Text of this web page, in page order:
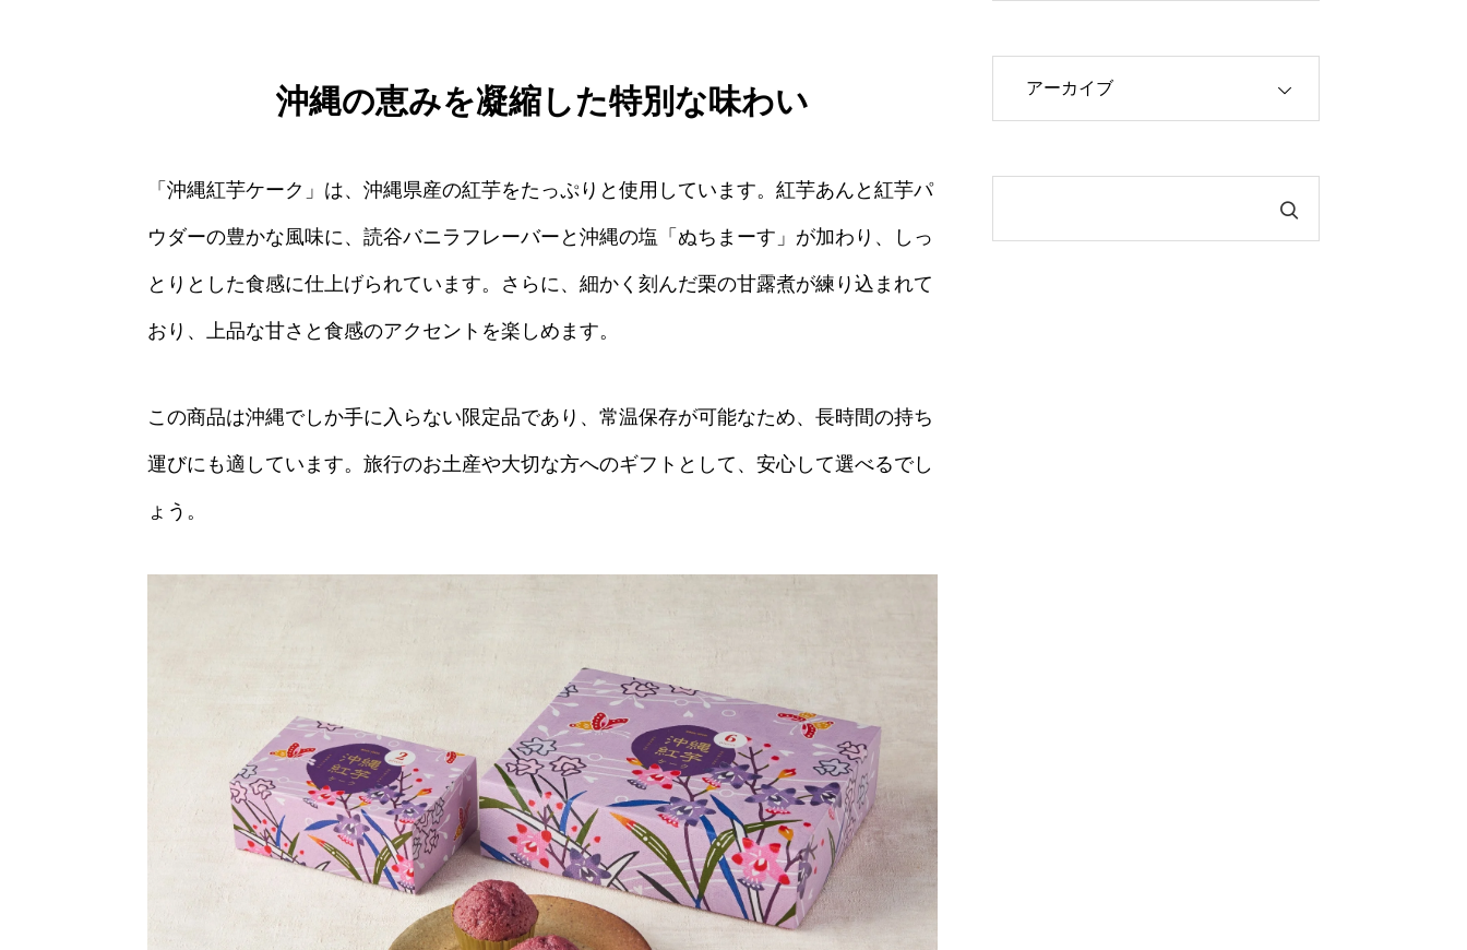
沖縄の恵みを凝縮した特別な味わい
「沖縄紅芋ケーク」は、沖縄県産の紅芋をたっぷりと使用しています。紅芋あんと紅芋パ
ウダーの豊かな風味に、読谷バニラフレーバーと沖縄の塩「ぬちまーす」が加わり、しっ
とりとした食感に仕上げられています。さらに、細かく刻んだ栗の甘露煮が練り込まれて
おり、上品な甘さと食感のアクセントを楽しめます。
この商品は沖縄でしか手に入らない限定品であり、常温保存が可能なため、長時間の持ち
運びにも適しています。旅行のお土産や大切な方へのギフトとして、安心して選べるでし
ょう。